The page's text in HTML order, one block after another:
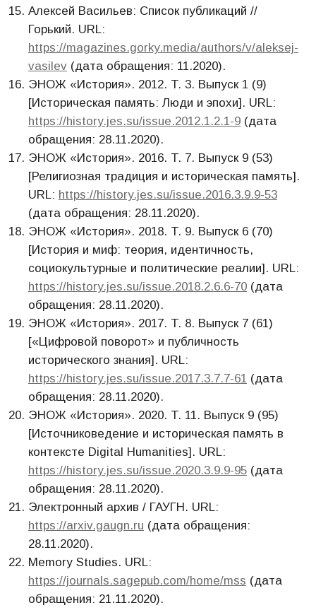
Алексей Васильев: Список публикаций //
Горький. URL:
https://magazines.gorky.media/authors/v/aleksej-
vasilev (дата обращения: 11.2020).
ЭНОЖ «История». 2012. T. 3. Выпуск 1 (9)
[Историческая память: Люди и эпохи]. URL:
https://history.jes.su/issue.2012.1.2.1-9 (дата
обращения: 28.11.2020).
ЭНОЖ «История». 2016. T. 7. Выпуск 9 (53)
[Религиозная традиция и историческая память].
URL: https://history.jes.su/issue.2016.3.9.9-53
(дата обращения: 28.11.2020).
ЭНОЖ «История». 2018. T. 9. Выпуск 6 (70)
[История и миф: теория, идентичность,
социокультурные и политические реалии]. URL:
https://history.jes.su/issue.2018.2.6.6-70 (дата
обращения: 28.11.2020).
ЭНОЖ «История». 2017. T. 8. Выпуск 7 (61)
[«Цифровой поворот» и публичность
исторического знания]. URL:
https://history.jes.su/issue.2017.3.7.7-61 (дата
обращения: 28.11.2020).
ЭНОЖ «История». 2020. T. 11. Выпуск 9 (95)
[Источниковедение и историческая память в
контексте Digital Humanities]. URL:
https://history.jes.su/issue.2020.3.9.9-95 (дата
обращения: 28.11.2020).
Электронный архив / ГАУГН. URL:
https://arxiv.gaugn.ru (дата обращения:
28.11.2020).
Memory Studies. URL:
https://journals.sagepub.com/home/mss (дата
обращения: 21.11.2020).